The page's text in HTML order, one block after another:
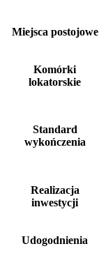
Miejsca postojowe
Komórki
lokatorskie
Standard
wykończenia
Realizacja
inwestycji
Udogodnienia